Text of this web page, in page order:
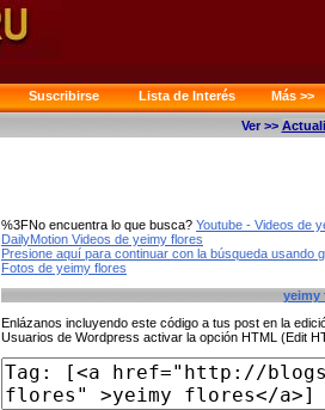
Suscribirse Lista de Interés
Más >>
Ver >>
%3FNo encuentra lo que busca? Youtube - Videos de
DailyMotion Videos de yeimy flores
Presione aquí para continuar con la búsqueda usando
Fotos de yeimy flores
yeimy
Enlázanos incluyendo este código a tus post en la
Usuarios de Wordpress activar la opción HTML (Edit